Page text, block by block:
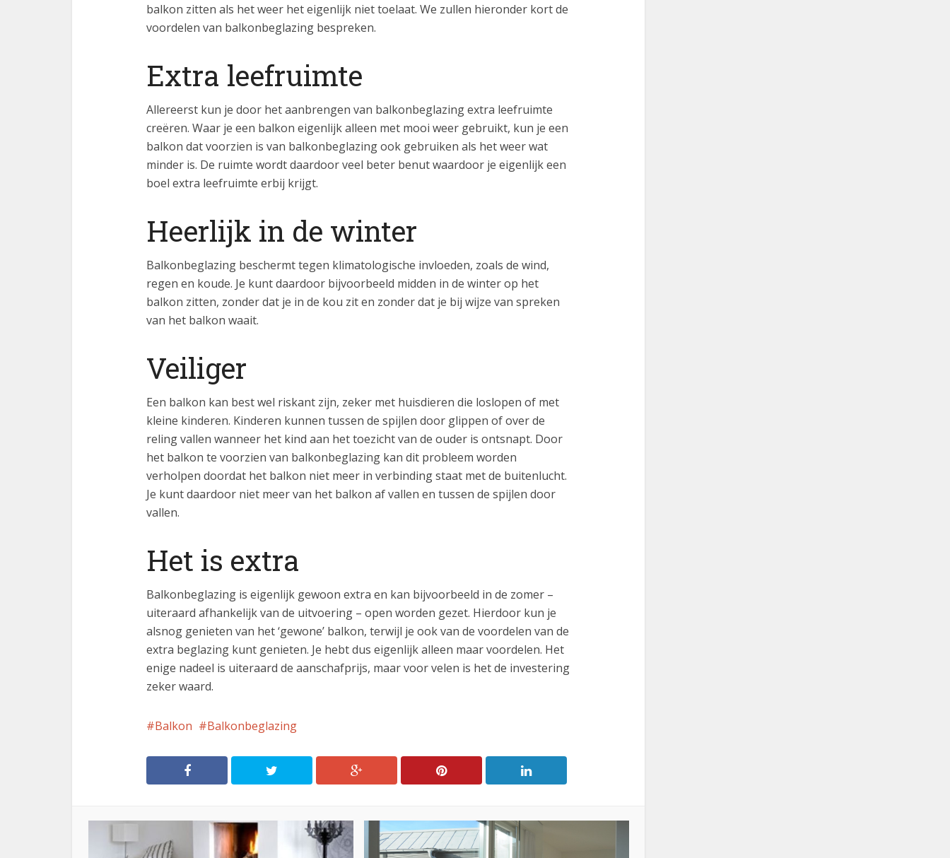
balkon zitten als het weer het eigenlijk niet toelaat. We zullen hieronder kort de
voordelen van balkonbeglazing bespreken.
Extra leefruimte
Allereerst kun je door het aanbrengen van balkonbeglazing extra leefruimte
creëren. Waar je een balkon eigenlijk alleen met mooi weer gebruikt, kun je een
balkon dat voorzien is van balkonbeglazing ook gebruiken als het weer wat
minder is. De ruimte wordt daardoor veel beter benut waardoor je eigenlijk een
boel extra leefruimte erbij krijgt.
Heerlijk in de winter
Balkonbeglazing beschermt tegen klimatologische invloeden, zoals de wind,
regen en koude. Je kunt daardoor bijvoorbeeld midden in de winter op het
balkon zitten, zonder dat je in de kou zit en zonder dat je bij wijze van spreken
van het balkon waait.
Veiliger
Een balkon kan best wel riskant zijn, zeker met huisdieren die loslopen of met
kleine kinderen. Kinderen kunnen tussen de spijlen door glippen of over de
reling vallen wanneer het kind aan het toezicht van de ouder is ontsnapt. Door
het balkon te voorzien van balkonbeglazing kan dit probleem worden
verholpen doordat het balkon niet meer in verbinding staat met de buitenlucht.
Je kunt daardoor niet meer van het balkon af vallen en tussen de spijlen door
vallen.
Het is extra
Balkonbeglazing is eigenlijk gewoon extra en kan bijvoorbeeld in de zomer –
uiteraard afhankelijk van de uitvoering – open worden gezet. Hierdoor kun je
alsnog genieten van het ‘gewone’ balkon, terwijl je ook van de voordelen van de
extra beglazing kunt genieten. Je hebt dus eigenlijk alleen maar voordelen. Het
enige nadeel is uiteraard de aanschafprijs, maar voor velen is het de investering
zeker waard.
Balkon Balkonbeglazing